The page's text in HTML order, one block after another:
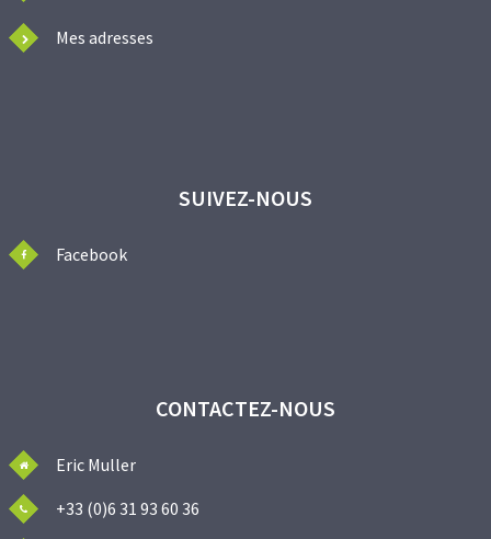
Mes adresses
SUIVEZ-NOUS
Facebook
CONTACTEZ-NOUS
Eric Muller
+33 (0)6 31 93 60 36